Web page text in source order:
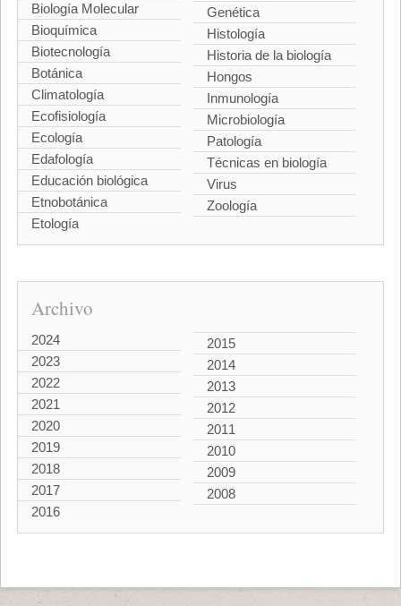
Biología Molecular
Bioquímica
Biotecnología
Botánica
Climatología
Ecofisiología
Ecología
Edafología
Educación biológica
Etnobotánica
Etología
Genética
Histología
Historia de la biología
Hongos
Inmunología
Microbiología
Patología
Técnicas en biología
Virus
Zoología
Archivo
2024
2023
2022
2021
2020
2019
2018
2017
2016
2015
2014
2013
2012
2011
2010
2009
2008